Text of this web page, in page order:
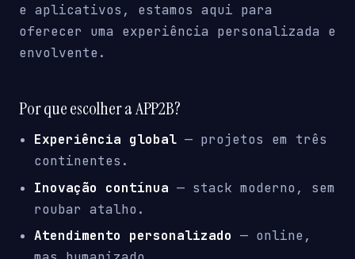
e aplicativos, estamos aqui para
oferecer uma experiência personalizada e
envolvente.
Por que escolher a APP2B?
Experiência global — projetos em três
continentes.
Inovação contínua — stack moderno, sem
roubar atalho.
Atendimento personalizado — online,